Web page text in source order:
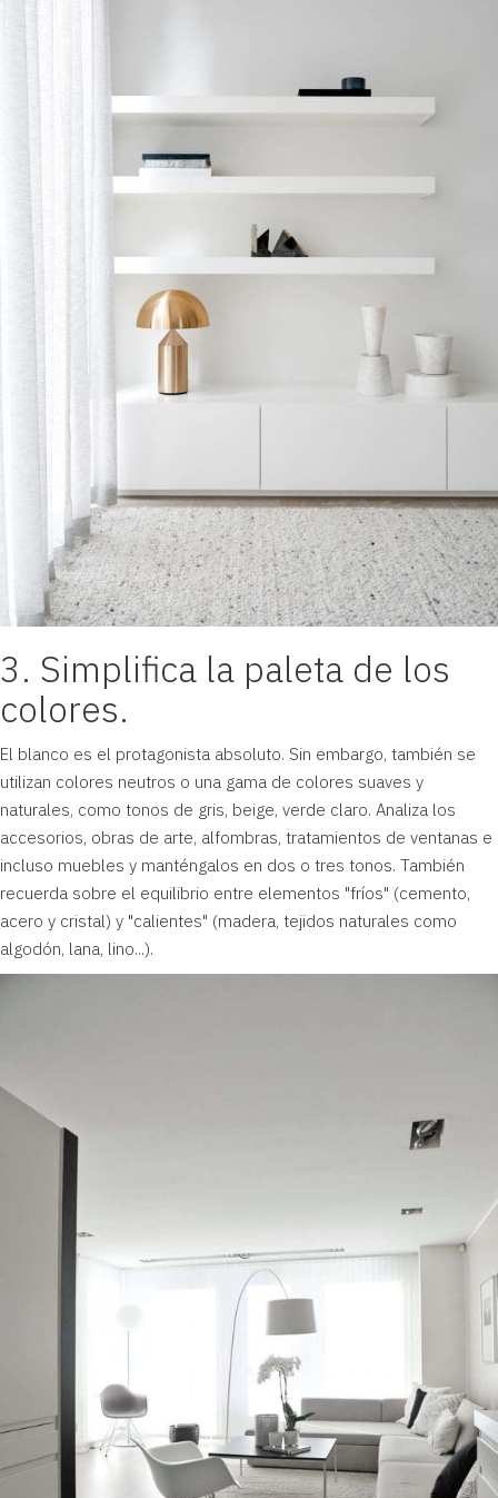
3. Simplifica la paleta de los
colores.
El blanco es el protagonista absoluto. Sin embargo, también se
utilizan colores neutros o una gama de colores suaves y
naturales, como tonos de gris, beige, verde claro. Analiza los
accesorios, obras de arte, alfombras, tratamientos de ventanas e
incluso muebles y manténgalos en dos o tres tonos. También
recuerda sobre el equilibrio entre elementos "fríos" (cemento,
acero y cristal) y "calientes" (madera, tejidos naturales como
algodón, lana, lino...).